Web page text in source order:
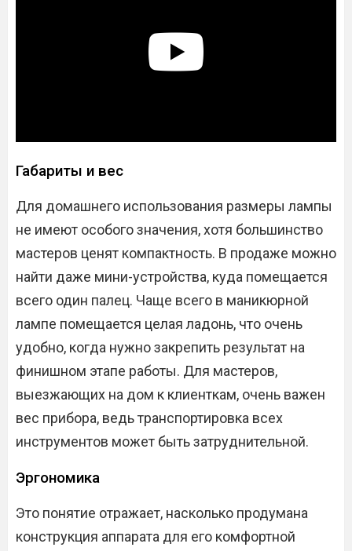
Габариты и вес
Для домашнего использования размеры лампы
не имеют особого значения, хотя большинство
мастеров ценят компактность. В продаже можно
найти даже мини-устройства, куда помещается
всего один палец. Чаще всего в маникюрной
лампе помещается целая ладонь, что очень
удобно, когда нужно закрепить результат на
финишном этапе работы. Для мастеров,
выезжающих на дом к клиенткам, очень важен
вес прибора, ведь транспортировка всех
инструментов может быть затруднительной.
Эргономика
Это понятие отражает, насколько продумана
конструкция аппарата для его комфортной